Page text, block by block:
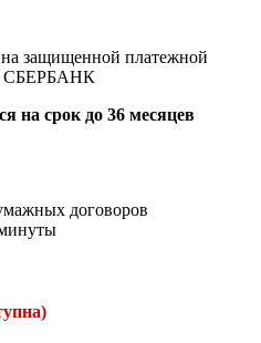
на защищенной платежной
СБЕРБАНК
на срок до 36 месяцев
договоров